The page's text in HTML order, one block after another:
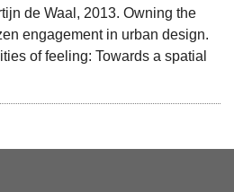
de Waal, 2013. Owning the
engagement in urban design.
of feeling: Towards a spatial